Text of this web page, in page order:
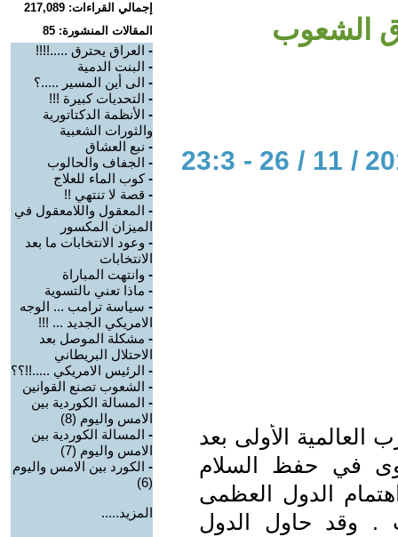
الشعوب
الحوار المتمدن-العدد: 6065 - 2018 / 11 / 26 - 23:3
الأولى بعد
في حفظ السلام
الدول العظمى
. وقد حاول الدول
إجمالي القراءات: 217,089
المقالات المنشورة: 85
- العراق يحترق .....!!!!
- البنت الدمية
- الى أين المسير .....؟
- التحديات كبيرة !!!
- الأنظمة الدكتاتورية
والثورات الشعبية
- نبع العشاق
- الجفاف والحالوب
-كوب الماء للعلاج
- قصة لا تنتهي !!
- المعقول واللامعقول في
الميزان المكسور
- وعود الانتخابات ما بعد
الانتخابات
- وانتهت المباراة
- ماذا تعني ىالتسوية
- سياسة ترامب ... الوجه
الامريكي الجديد ... !!!
- مشكلة الموصل بعد
الاحتلال البريطاني
- الرئيس الامريكي .....!!؟؟
- الشعوب تصنع القوانين
- المسالة الكوردية بين
الامس واليوم (8)
- المسالة الكوردية بين
الامس واليوم (7)
- الكورد بين الامس واليوم
(6)
المزيد.....